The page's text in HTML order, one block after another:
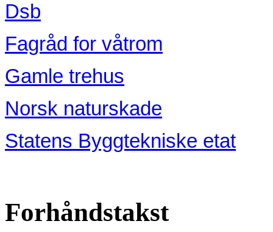
Dsb
Fagråd for våtrom
Gamle trehus
Norsk naturskade
Statens Byggtekniske etat
Forhåndstakst